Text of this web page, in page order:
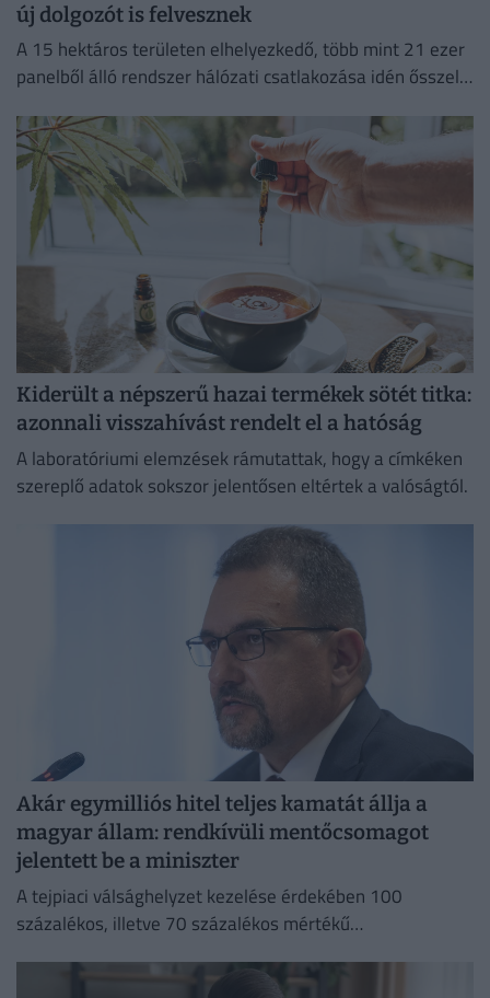
új dolgozót is felvesznek
A 15 hektáros területen elhelyezkedő, több mint 21 ezer
panelből álló rendszer hálózati csatlakozása idén ősszel
Kiderült a népszerű hazai termékek sötét titka:
azonnali visszahívást rendelt el a hatóság
A laboratóriumi elemzések rámutattak, hogy a címkéken
szereplő adatok sokszor jelentősen eltértek a valóságtól.
Akár egymilliós hitel teljes kamatát állja a
magyar állam: rendkívüli mentőcsomagot
jelentett be a miniszter
A tejpiaci válsághelyzet kezelése érdekében 100
százalékos, illetve 70 százalékos mértékű